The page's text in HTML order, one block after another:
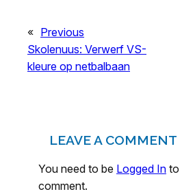
« Previous
Skolenuus: Verwerf VS-
kleure op netbalbaan
LEAVE A COMMENT
You need to be Logged In to
comment.